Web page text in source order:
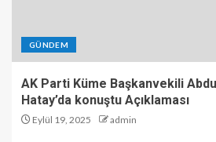
GÜNDEM
AK Parti Küme Başkanvekili
Hatay’da konuştu Açıklaması
Eylül 19, 2025 admin